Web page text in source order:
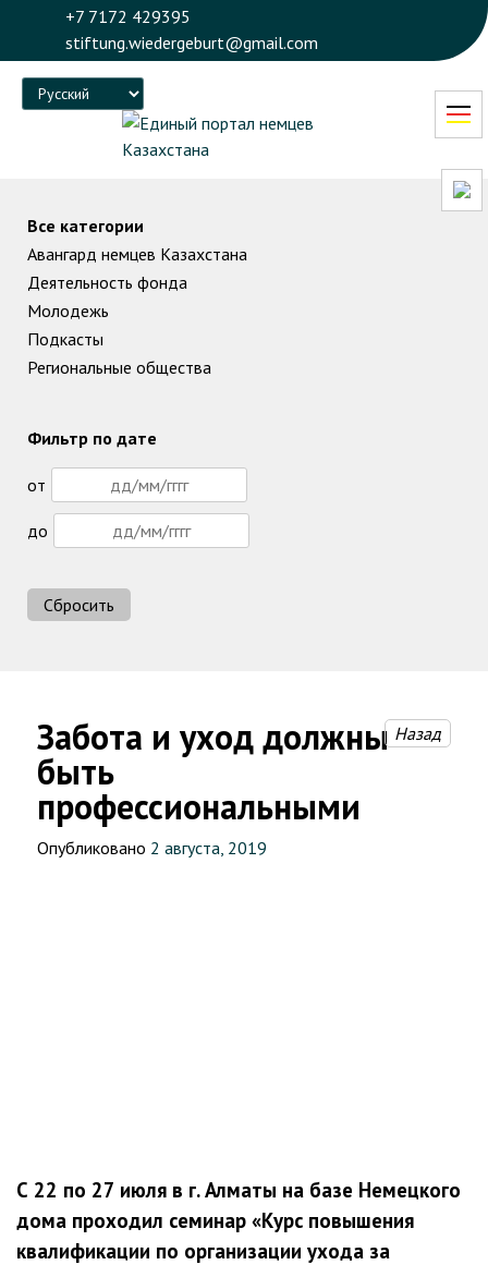
+7 7172 429395
stiftung.wiedergeburt@gmail.com
Language
Забота и уход должны
быть
профессиональными
Назад
Опубликовано 2 августа, 2019
С 22 по 27 июля в г. Алматы на базе Немецкого
дома проходил семинар «Курс повышения
квалификации по организации ухода за
Все категории
Авангард немцев Казахстана
Деятельность фонда
Молодежь
Подкасты
Региональные общества
Фильтр по дате
от
до
Сбросить